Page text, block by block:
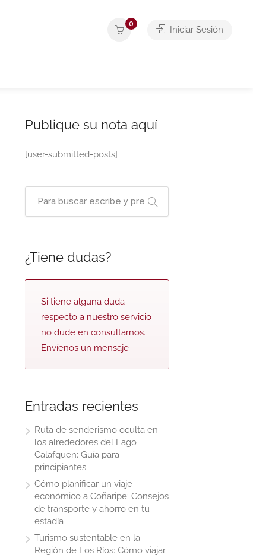
0
Iniciar Sesión
Publique su nota aquí
[user-submitted-posts]
¿Tiene dudas?
Si tiene alguna duda
respecto a nuestro servicio
no dude en consultarnos.
Envíenos un mensaje
Entradas recientes
Ruta de senderismo oculta en
los alrededores del Lago
Calafquen: Guía para
principiantes
Cómo planificar un viaje
económico a Coñaripe: Consejos
de transporte y ahorro en tu
estadía
Turismo sustentable en la
Región de Los Ríos: Cómo viajar